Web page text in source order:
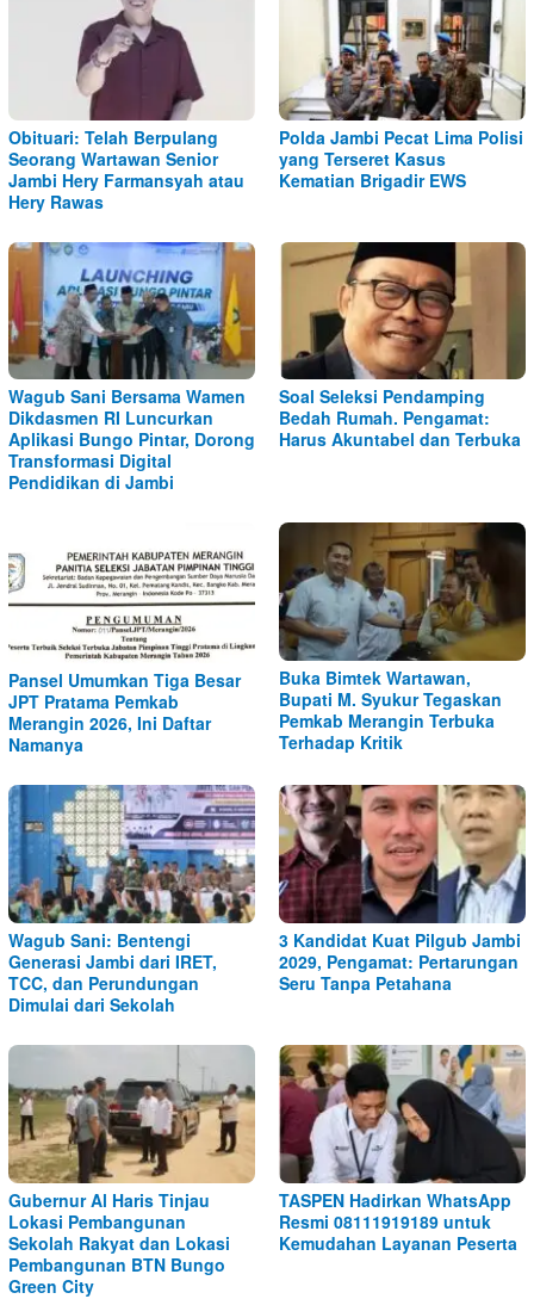
Obituari: Telah Berpulang
Seorang Wartawan Senior
Jambi Hery Farmansyah atau
Hery Rawas
Polda Jambi Pecat Lima Polisi
yang Terseret Kasus
Kematian Brigadir EWS
Wagub Sani Bersama Wamen
Dikdasmen RI Luncurkan
Aplikasi Bungo Pintar, Dorong
Transformasi Digital
Pendidikan di Jambi
Soal Seleksi Pendamping
Bedah Rumah. Pengamat:
Harus Akuntabel dan Terbuka
Pansel Umumkan Tiga Besar
JPT Pratama Pemkab
Merangin 2026, Ini Daftar
Namanya
Buka Bimtek Wartawan,
Bupati M. Syukur Tegaskan
Pemkab Merangin Terbuka
Terhadap Kritik
Wagub Sani: Bentengi
Generasi Jambi dari IRET,
TCC, dan Perundungan
Dimulai dari Sekolah
3 Kandidat Kuat Pilgub Jambi
2029, Pengamat: Pertarungan
Seru Tanpa Petahana
Gubernur Al Haris Tinjau
Lokasi Pembangunan
Sekolah Rakyat dan Lokasi
Pembangunan BTN Bungo
Green City
TASPEN Hadirkan WhatsApp
Resmi 08111919189 untuk
Kemudahan Layanan Peserta